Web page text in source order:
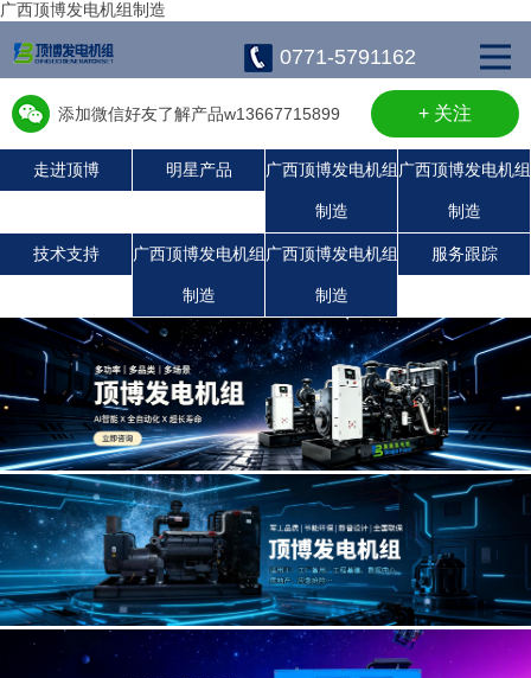
广西顶博发电机组制造
0771-5791162
添加微信好友了解产品w13667715899 + 关注
走进顶博 明星产品 广西顶博发电机组
制造
广西顶博发电机组
制造
技术支持 广西顶博发电机组
制造
广西顶博发电机组
制造
服务跟踪
静音发电机组
潍柴发电机组
广西顶博发电机组制造:珀金斯发电机组
沃尔沃发电机组
康明斯广西顶博发电机组制造
广西顶博发电机组制造:上柴发电机组
广西顶博发电机组制造:玉柴发电机组